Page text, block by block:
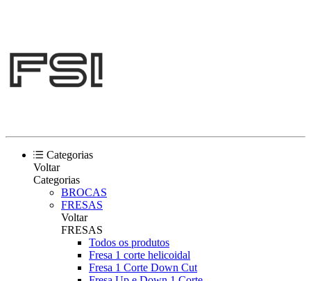
Categorias
Voltar
Categorias
BROCAS
FRESAS
Voltar
FRESAS
Todos os produtos
Fresa 1 corte helicoidal
Fresa 1 Corte Down Cut